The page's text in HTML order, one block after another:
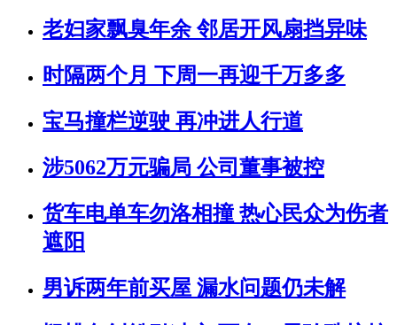
老妇家飘臭年余 邻居开风扇挡异味
时隔两个月 下周一再迎千万多多
宝马撞栏逆驶 再冲进人行道
涉5062万元骗局 公司董事被控
货车电单车勿洛相撞 热心民众为伤者
遮阳
男诉两年前买屋 漏水问题仍未解